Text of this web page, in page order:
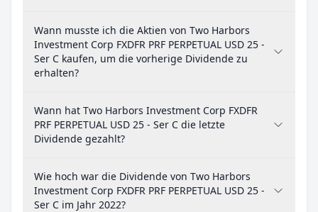
Wann musste ich die Aktien von Two Harbors
Investment Corp FXDFR PRF PERPETUAL USD 25 -
Ser C kaufen, um die vorherige Dividende zu
erhalten?
Wann hat Two Harbors Investment Corp FXDFR
PRF PERPETUAL USD 25 - Ser C die letzte
Dividende gezahlt?
Wie hoch war die Dividende von Two Harbors
Investment Corp FXDFR PRF PERPETUAL USD 25 -
Ser C im Jahr 2022?